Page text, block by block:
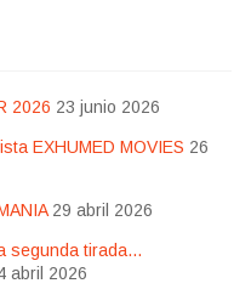
2026 23 junio 2026
EXHUMED MOVIES 26
29 abril 2026
segunda tirada…
abril 2026